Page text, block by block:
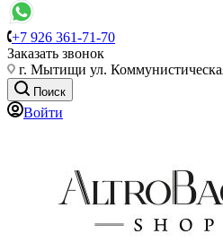
+7 926 361-71-70
Заказать звонок
г. Мытищи ул.
Поиск
Войти